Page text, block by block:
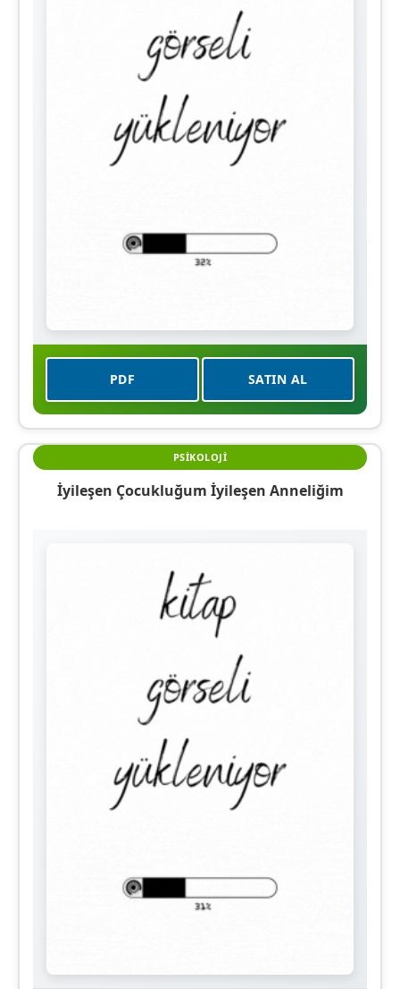
PDF SATIN AL
PSIKOLOJI
İyileşen Çocukluğum İyileşen Anneliğim